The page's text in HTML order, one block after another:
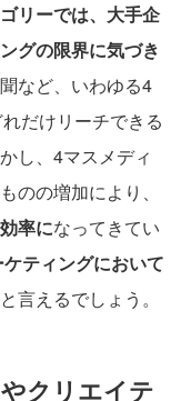
リーでは、大手企
グの限界に気づき
など、いわゆる4
だけリーチできる
し、4マスメディ
のの増加により、
率になってきてい
ティングにおいて
と言えるでしょう。
クリエイテ